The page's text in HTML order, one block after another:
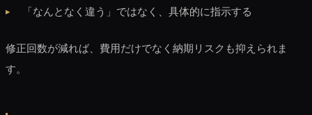
「なんとなく違う」ではなく、具体的に指示する
修正回数が減れば、費用だけでなく納期リスクも抑えられま
す。